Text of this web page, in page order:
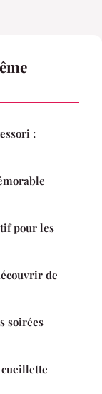
:
pour les
de
soirées